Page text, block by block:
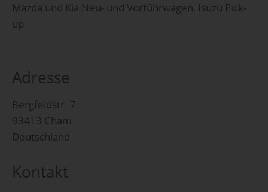
Mazda und Kia Neu- und Vorführwagen, Isuzu Pick-
up
Adresse
Bergfeldstr. 7
93413 Cham
Deutschland
Kontakt